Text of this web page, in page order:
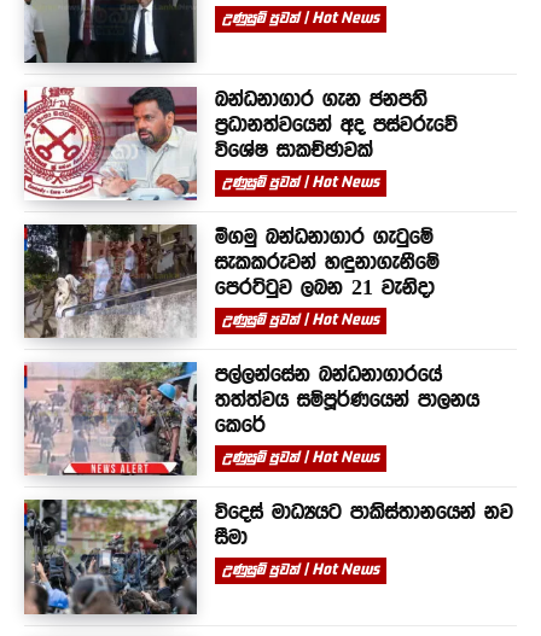
උණුසුම් පුවත් | Hot News
බන්ධනාගාර ගැන ජනපති
ප්‍රධානත්වයෙන් අද පස්වරුවේ
විශේෂ සාකච්ඡාවක්
උණුසුම් පුවත් | Hot News
මීගමු බන්ධනාගාර ගැටුමේ
සැකකරුවන් හඳුනාගැනීමේ
පෙරට්ටුව ලබන 21 වැනිදා
උණුසුම් පුවත් | Hot News
පල්ලන්සේන බන්ධනාගාරයේ
තත්ත්වය සම්පූර්ණයෙන් පාලනය
කෙරේ
උණුසුම් පුවත් | Hot News
විදෙස් මාධ්‍යයට පාකිස්තානයෙන් නව
සීමා
උණුසුම් පුවත් | Hot News